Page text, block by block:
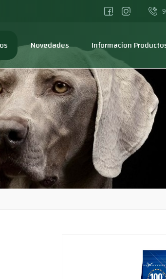
Novedades Informacion